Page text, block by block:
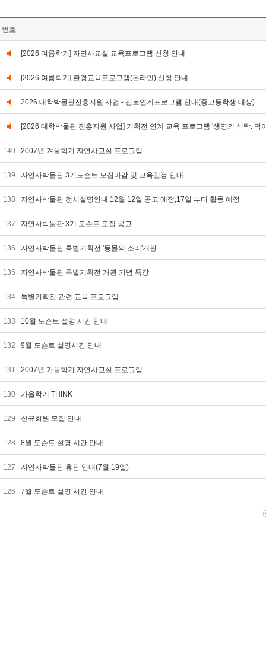
번호
[2026 여름학기] 자연사교실 교육프로그램 신청 안내
[2026 여름학기] 환경교육프로그램(온라인) 신청 안내
2026 대학박물관진흥지원 사업 - 진로연계프로그램 안내(중고등학생 대상)
[2026 대학박물관 진흥지원 사업] 기획전 연계 교육 프로그램 '생명의 식탁: 먹
140 2007년 겨울학기 자연사교실 프로그램
139 자연사박물관 3기도슨트 모집마감 및 교육일정 안내
138 자연사박물관 전시설명안내,12월 12일 공고 예정,17일 부터 활동 예정
137 자연사박물관 3기 도슨트 모집 공고
136 자연사박물관 특별기획전 '동물의 소리'개관
135 자연사박물관 특별기획전 개관 기념 특강
134 특별기획전 관련 교육 프로그램
133 10월 도슨트 설명 시간 안내
132 9월 도슨트 설명시간 안내
131 2007년 가을학기 자연사교실 프로그램
130 가을학기 THINK
129 신규회원 모집 안내
128 8월 도슨트 설명 시간 안내
127 자연사박물관 휴관 안내(7월 19일)
126 7월 도슨트 설명 시간 안내